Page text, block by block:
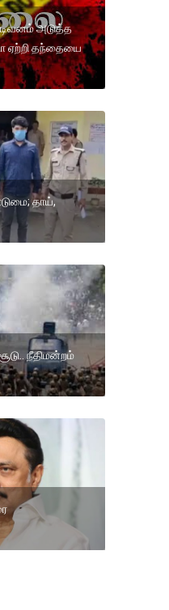
அடுத்த
ஏற்றி தந்தையை
தாய்,
நீதிமன்றம்